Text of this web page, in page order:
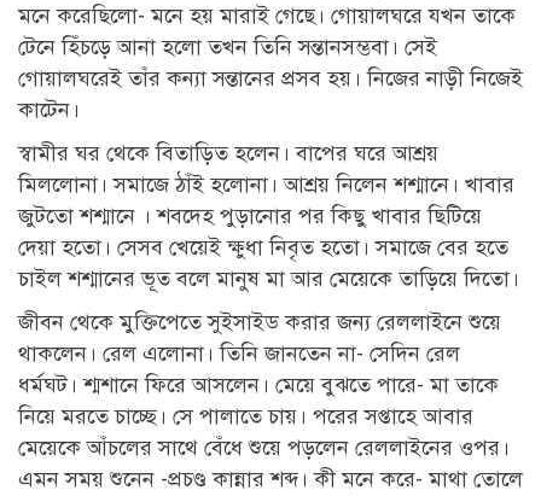
মনে করেছিলো- মনে হয় মারাই গেছে। গোয়ালঘরে যখন তাকে
টেনে হিঁচড়ে আনা হলো তখন তিনি সন্তানসম্ভবা। সেই
গোয়ালঘরেই তাঁর কন্যা সন্তানের প্রসব হয়। নিজের নাড়ী নিজেই
কাটেন।
স্বামীর ঘর থেকে বিতাড়িত হলেন। বাপের ঘরে আশ্রয়
মিললোনা। সমাজে ঠাঁই হলোনা। আশ্রয় নিলেন শশ্মানে। খাবার
জুটতো শশ্মানে । শবদেহ পুড়ানোর পর কিছু খাবার ছিটিয়ে
দেয়া হতো। সেসব খেয়েই ক্ষুধা নিবৃত হতো। সমাজে বের হতে
চাইল শশ্মানের ভূত বলে মানুষ মা আর মেয়েকে তাড়িয়ে দিতো।
জীবন থেকে মুক্তিপেতে সুইসাইড করার জন্য রেললাইনে শুয়ে
থাকলেন। রেল এলোনা। তিনি জানতেন না- সেদিন রেল
ধর্মঘট। শ্মশানে ফিরে আসলেন। মেয়ে বুঝতে পারে- মা তাকে
নিয়ে মরতে চাচ্ছে। সে পালাতে চায়। পরের সপ্তাহে আবার
মেয়েকে আঁচলের সাথে বেঁধে শুয়ে পড়লেন রেললাইনের ওপর।
এমন সময় শুনেন -প্রচণ্ড কান্নার শব্দ। কী মনে করে- মাথা তোলে